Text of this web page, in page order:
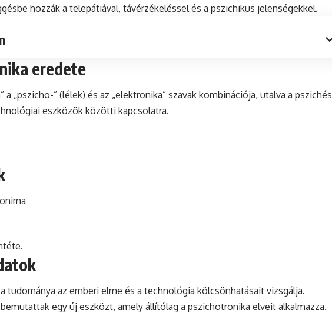
hozzák a telepátiával, távérzékeléssel és a pszichikus jelenségekkel.
eredete
a „pszicho-” (lélek) és az „elektronika” szavak kombinációja, utalva a pszichés
eszközök közötti kapcsolatra.
tudománya az emberi elme és a technológia kölcsönhatásait vizsgálja.
egy új eszközt, amely állítólag a pszichotronika elveit alkalmazza.